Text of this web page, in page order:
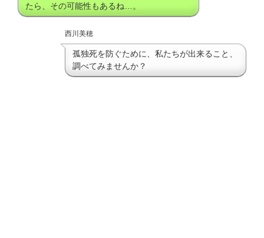
たら、その可能性もあるね…。
西川美穂
孤独死を防ぐために、私たちが出来ること、
調べてみませんか？